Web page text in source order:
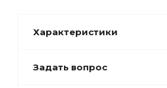
Характеристики
Задать вопрос